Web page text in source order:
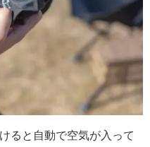
ると自動で空気が入って